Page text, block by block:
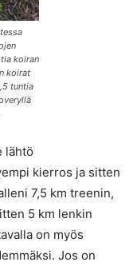
koiran
koirat
tuntia
lähtö
kierros ja sitten
7,5 km treenin,
5 km lenkin
on myös
Jos on